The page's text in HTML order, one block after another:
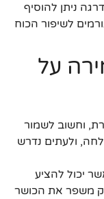
ניתן להוסיף
לשיפור הכוח
על
וחשוב לשמור
ולעתים נדרש
יכול להציע
משפר את הכושר